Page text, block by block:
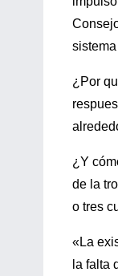
¿Por
¿Y
de la
o tres
«La
la falta